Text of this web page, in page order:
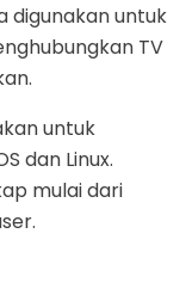
digunakan untuk
TV
untuk
dan Linux.
mulai dari